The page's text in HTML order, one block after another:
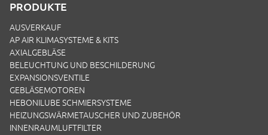
PRODUKTE
AUSVERKAUF
AP AIR KLIMASYSTEME & KITS
AXIALGEBLÄSE
BELEUCHTUNG UND BESCHILDERUNG
EXPANSIONSVENTILE
GEBLÄSEMOTOREN
HEBONILUBE SCHMIERSYSTEME
HEIZUNGSWÄRMETAUSCHER UND ZUBEHÖR
INNENRAUMLUFTFILTER